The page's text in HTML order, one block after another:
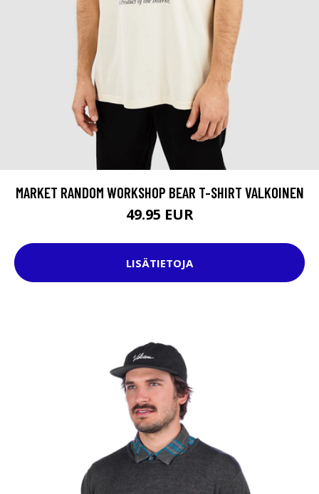
MARKET RANDOM WORKSHOP BEAR T-SHIRT VALKOINEN
49.95 EUR
LISÄTIETOJA